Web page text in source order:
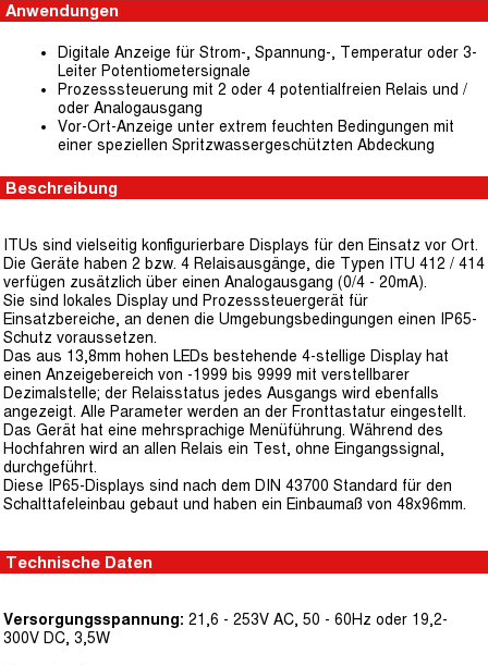
Anwendungen
Digitale Anzeige für Strom-, Spannung-, Temperatur oder 3-
Leiter Potentiometersignale
Prozesssteuerung mit 2 oder 4 potentialfreien Relais und /
oder Analogausgang
Vor-Ort-Anzeige unter extrem feuchten Bedingungen mit
einer speziellen Spritzwassergeschützten Abdeckung
Beschreibung
ITUs sind vielseitig konfigurierbare Displays für den Einsatz vor Ort.
Die Geräte haben 2 bzw. 4 Relaisausgänge, die Typen ITU 412 / 414
verfügen zusätzlich über einen Analogausgang (0/4 - 20mA).
Sie sind lokales Display und Prozesssteuergerät für
Einsatzbereiche, an denen die Umgebungsbedingungen einen IP65-
Schutz voraussetzen.
Das aus 13,8mm hohen LEDs bestehende 4-stellige Display hat
einen Anzeigebereich von -1999 bis 9999 mit verstellbarer
Dezimalstelle; der Relaisstatus jedes Ausgangs wird ebenfalls
angezeigt. Alle Parameter werden an der Fronttastatur eingestellt.
Das Gerät hat eine mehrsprachige Menüführung. Während des
Hochfahren wird an allen Relais ein Test, ohne Eingangssignal,
durchgeführt.
Diese IP65-Displays sind nach dem DIN 43700 Standard für den
Schalttafeleinbau gebaut und haben ein Einbaumaß von 48x96mm.
Technische Daten
Versorgungsspannung: 21,6 - 253V AC, 50 - 60Hz oder 19,2-
300V DC, 3,5W